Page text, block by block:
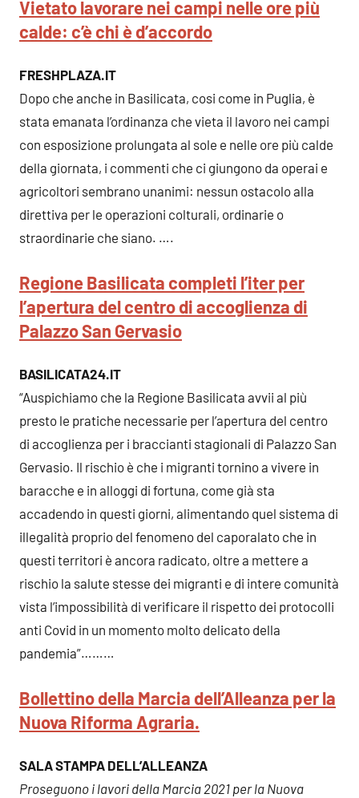
Vietato lavorare nei campi nelle ore più
calde: c’è chi è d’accordo
FRESHPLAZA.IT
Dopo che anche in Basilicata, cosi come in Puglia, è
stata emanata l’ordinanza che vieta il lavoro nei campi
con esposizione prolungata al sole e nelle ore più calde
della giornata, i commenti che ci giungono da operai e
agricoltori sembrano unanimi: nessun ostacolo alla
direttiva per le operazioni colturali, ordinarie o
straordinarie che siano. ….
Regione Basilicata completi l’iter per
l’apertura del centro di accoglienza di
Palazzo San Gervasio
BASILICATA24.IT
“Auspichiamo che la Regione Basilicata avvii al più
presto le pratiche necessarie per l’apertura del centro
di accoglienza per i braccianti stagionali di Palazzo San
Gervasio. Il rischio è che i migranti tornino a vivere in
baracche e in alloggi di fortuna, come già sta
accadendo in questi giorni, alimentando quel sistema di
illegalità proprio del fenomeno del caporalato che in
questi territori è ancora radicato, oltre a mettere a
rischio la salute stesse dei migranti e di intere comunità
vista l’impossibilità di verificare il rispetto dei protocolli
anti Covid in un momento molto delicato della
pandemia”………
Bollettino della Marcia dell’Alleanza per la
Nuova Riforma Agraria.
SALA STAMPA DELL’ALLEANZA
Proseguono i lavori della Marcia 2021 per la Nuova